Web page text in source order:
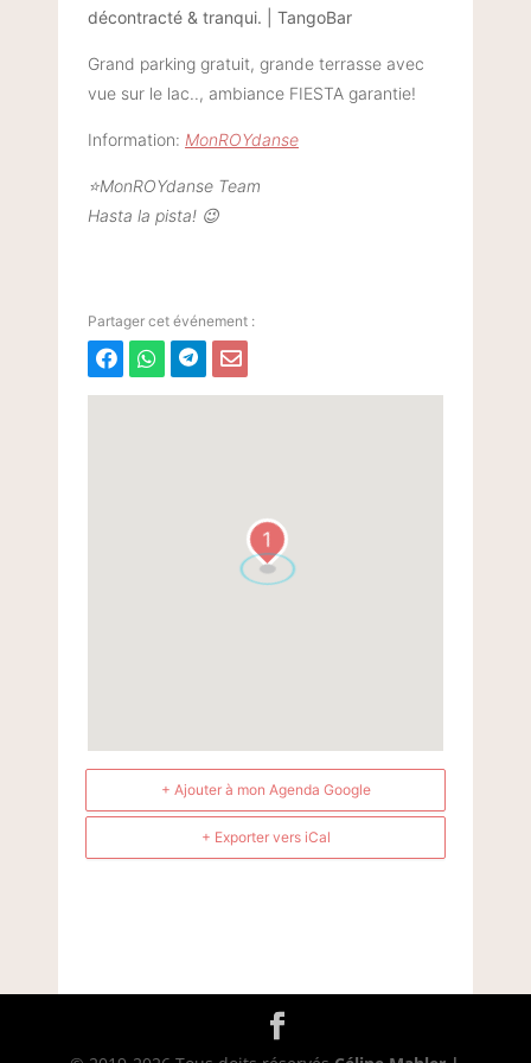
décontracté & tranqui. | TangoBar
Grand parking gratuit, grande terrasse avec
vue sur le lac.., ambiance FIESTA garantie!
Information: MonROYdanse
⭐️MonROYdanse Team
Hasta la pista! 😉
1
+ Ajouter à mon Agenda Google
+ Exporter vers iCal